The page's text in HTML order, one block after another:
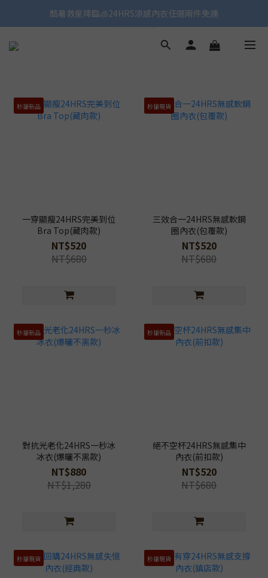
酷暑救星降臨🧊24HRS涼感內衣任選兩件免運
秒搶新品
一穿顯瘦24HRS完美到位
Bra Top(藏肉款)
NT$520
NT$680
秒搶現貨
三效合一24HRS無感軟鋼
圈內衣(包覆款)
NT$520
NT$680
秒搶新品
對抗光老化24HRS一秒冰
冰衣(爆曬不黑款)
NT$880
NT$1,280
秒搶新品
絕不空杯24HRS無感集中
內衣(前扣款)
NT$520
NT$680
秒搶現貨 秒搶現貨